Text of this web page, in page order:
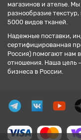
магазинов и ателье.
разнообразие
5000 видов тканей.
Надежные поставки,
сертифицированная
Россия) помогают нам
отношения. Наша цель
бизнеса в России.